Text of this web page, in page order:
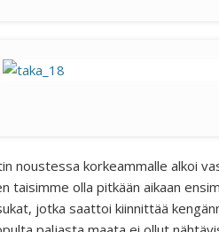
noustessa korkeammalle alkoi
taisimme olla pitkään aikaan
jotka saattoi kiinnittää